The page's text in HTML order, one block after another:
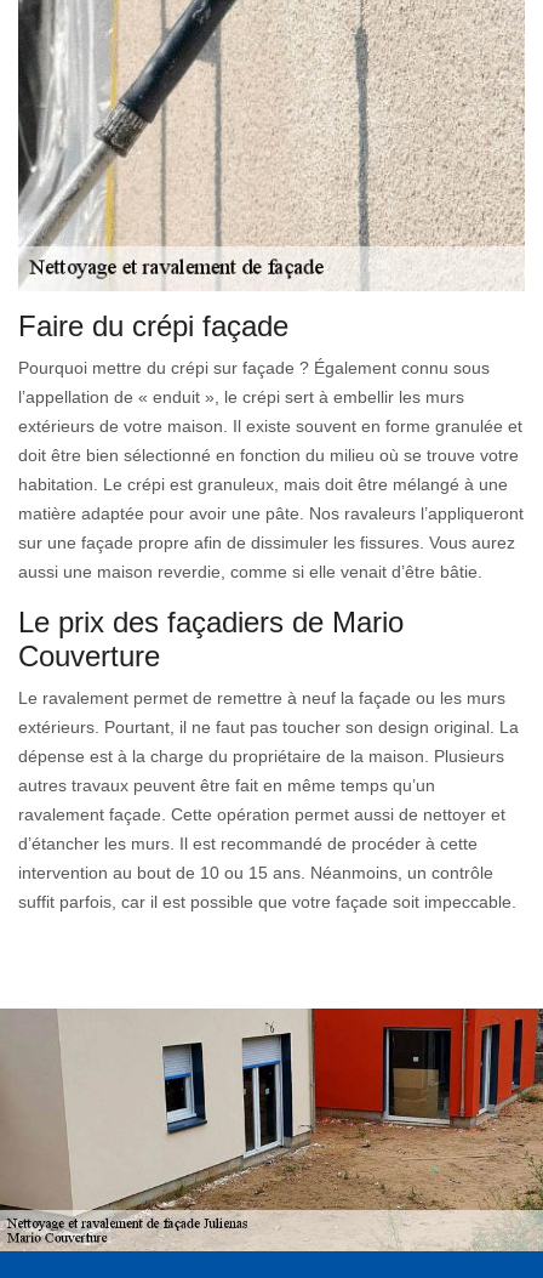
Faire du crépi façade
Pourquoi mettre du crépi sur façade ? Également connu sous
l’appellation de « enduit », le crépi sert à embellir les murs
extérieurs de votre maison. Il existe souvent en forme granulée et
doit être bien sélectionné en fonction du milieu où se trouve votre
habitation. Le crépi est granuleux, mais doit être mélangé à une
matière adaptée pour avoir une pâte. Nos ravaleurs l’appliqueront
sur une façade propre afin de dissimuler les fissures. Vous aurez
aussi une maison reverdie, comme si elle venait d’être bâtie.
Le prix des façadiers de Mario
Couverture
Le ravalement permet de remettre à neuf la façade ou les murs
extérieurs. Pourtant, il ne faut pas toucher son design original. La
dépense est à la charge du propriétaire de la maison. Plusieurs
autres travaux peuvent être fait en même temps qu’un
ravalement façade. Cette opération permet aussi de nettoyer et
d’étancher les murs. Il est recommandé de procéder à cette
intervention au bout de 10 ou 15 ans. Néanmoins, un contrôle
suffit parfois, car il est possible que votre façade soit impeccable.